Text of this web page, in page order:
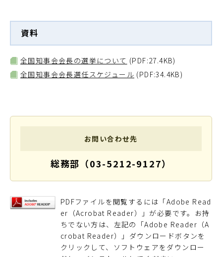
資料
全国知事会会長の選挙について (PDF:27.4KB)
全国知事会会長選任スケジュール (PDF:34.4KB)
お問い合わせ先
総務部（03-5212-9127）
PDFファイルを閲覧するには「Adobe Read
er（Acrobat Reader）」が必要です。お持
ちでない方は、左記の「Adobe Reader（A
crobat Reader）」ダウンロードボタンを
クリックして、ソフトウェアをダウンロー